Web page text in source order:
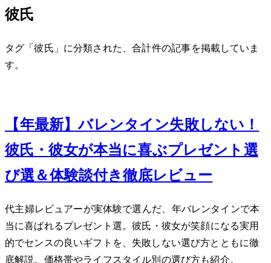
彼氏
タグ「彼氏」に分類された、合計 1 件の記事を掲載していま
す。
【2024年最新】バレンタイン失敗しない！
彼氏・彼女が本当に喜ぶプレゼント選
び5選＆体験談付き徹底レビュー
40代主婦レビュアーが実体験で選んだ、2024年バレンタインで本
当に喜ばれるプレゼント5選。彼氏・彼女が笑顔になる実用
的でセンスの良いギフトを、失敗しない選び方とともに徹
底解説。価格帯やライフスタイル別の選び方も紹介。